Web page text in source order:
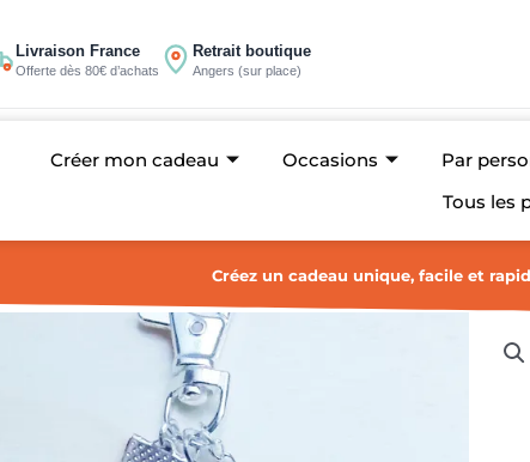
Livraison France
Offerte dès 80€ d’achats
Retrait boutique
Angers (sur place)
Créer mon cadeau Occasions Par
Tous les
Créez un cadeau unique, facile et